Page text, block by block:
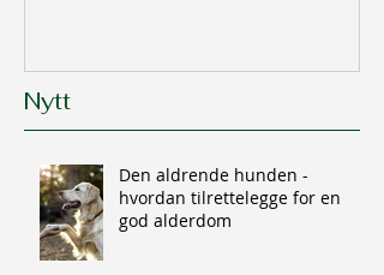
Nytt
Den aldrende hunden -
hvordan tilrettelegge for en
god alderdom